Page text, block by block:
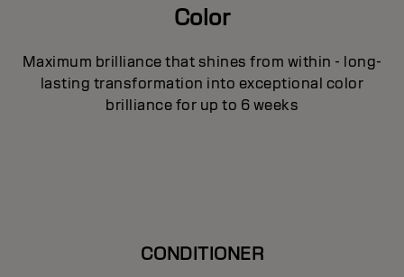
Color
Maximum brilliance that shines from within - long-
lasting transformation into exceptional color
brilliance for up to 6 weeks
CONDITIONER